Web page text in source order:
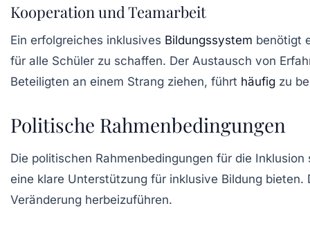
Kooperation und Teamarbeit
Ein erfolgreiches inklusives Bildungssystem benötigt
für alle Schüler zu schaffen. Der Austausch von
Beteiligten an einem Strang ziehen, führt häufig zu
Politische Rahmenbedingungen
Die politischen Rahmenbedingungen für die
eine klare Unterstützung für inklusive Bildung
Veränderung herbeizuführen.